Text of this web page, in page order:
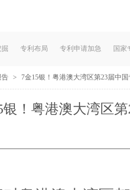
专利布局 专利申请加急 国家
告 > 7金15银！粤港澳大湾区第23届中
银！粤港澳大湾区